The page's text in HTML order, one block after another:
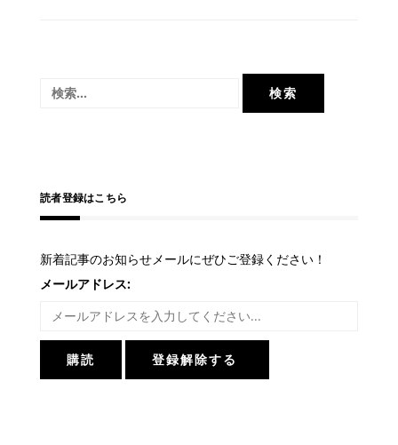
ー
ン
読者登録はこちら
新着記事のお知らせメールにぜひご登録ください！
メールアドレス: